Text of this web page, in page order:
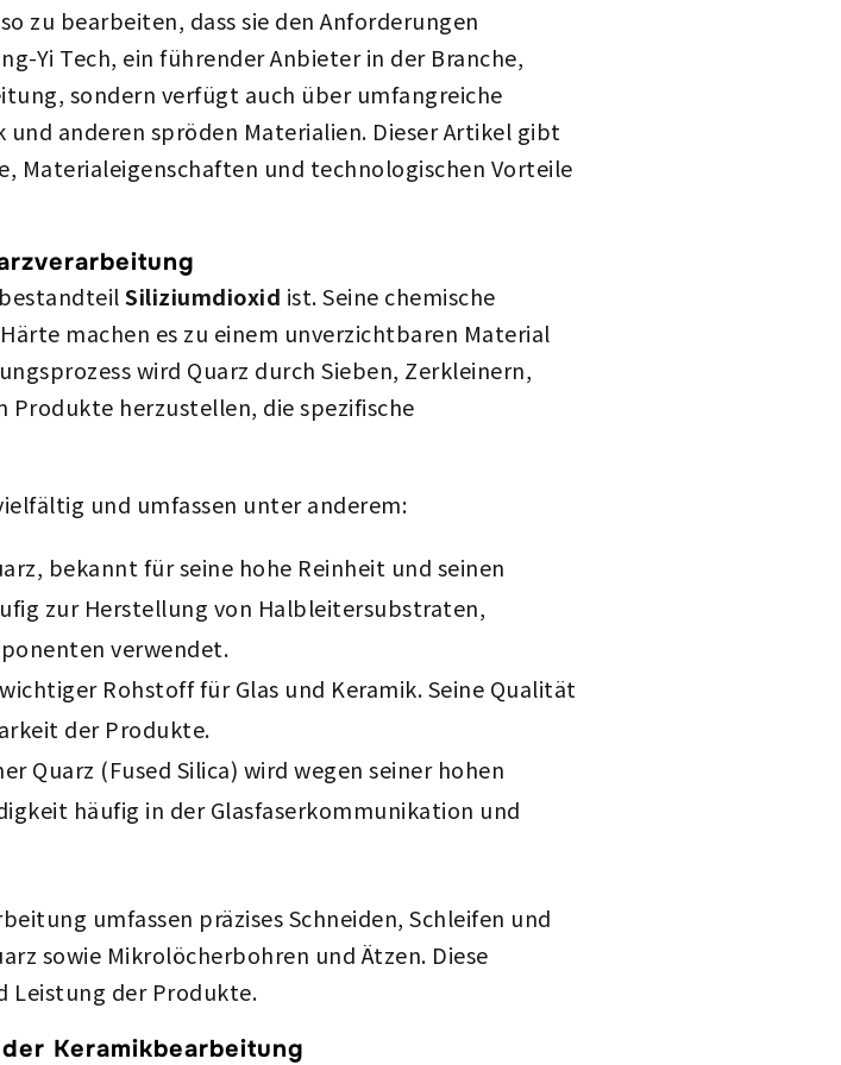
zu bearbeiten, dass sie den Anforderungen
Yi Tech, ein führender Anbieter in der Branche,
sondern verfügt auch über umfangreiche
anderen spröden Materialien. Dieser Artikel gibt
Materialeigenschaften und technologischen Vorteile
Siliziumdioxid ist. Seine chemische
machen es zu einem unverzichtbaren Material
wird Quarz durch Sieben, Zerkleinern,
Produkte herzustellen, die spezifische
und umfassen unter anderem:
bekannt für seine hohe Reinheit und seinen
zur Herstellung von Halbleitersubstraten,
verwendet.
Rohstoff für Glas und Keramik. Seine Qualität
der Produkte.
Quarz (Fused Silica) wird wegen seiner hohen
häufig in der Glasfaserkommunikation und
umfassen präzises Schneiden, Schleifen und
sowie Mikrolöcherbohren und Ätzen. Diese
Leistung der Produkte.
Keramikbearbeitung